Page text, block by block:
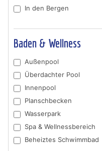
In den Bergen
Baden & Wellness
Außenpool
Überdachter Pool
Innenpool
Planschbecken
Wasserpark
Spa & Wellnessbereich
Beheiztes Schwimmbad